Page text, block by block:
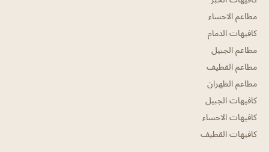
مطاعم الاحساء
كافيهات الدمام
مطاعم الجبيل
مطاعم القطيف
مطاعم الظهران
كافيهات الجبيل
كافيهات الاحساء
كافيهات القطيف